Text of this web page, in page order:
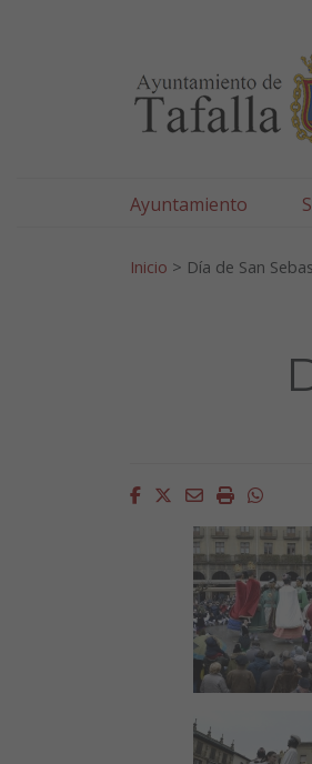
Ayuntamiento
Inicio > Día de San
Facebook
Twitter
EmailImprimir